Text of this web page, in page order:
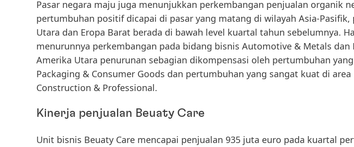
Pasar negara maju juga menunjukkan perkembangan penjualan organik
pertumbuhan positif dicapai di pasar yang matang di wilayah Asia-
Utara dan Eropa Barat berada di bawah level kuartal tahun sebelumnya.
menurunnya perkembangan pada bidang bisnis Automotive & Metals
Amerika Utara penurunan sebagian dikompensasi oleh pertumbuhan
Packaging & Consumer Goods dan pertumbuhan yang sangat kuat di
Construction & Professional.
Kinerja penjualan Beuaty Care
Unit bisnis Beuaty Care mencapai penjualan 935 juta euro pada kuartal